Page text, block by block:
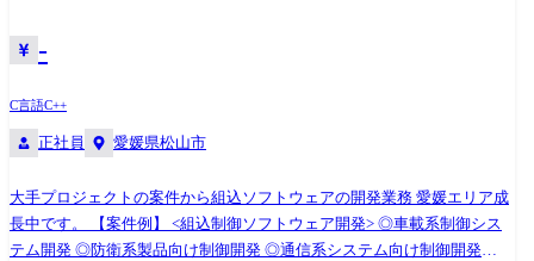
-
C言語C++
正社員 愛媛県松山市
大手プロジェクトの案件から組込ソフトウェアの開発業務 愛媛エリア成
長中です。 【案件例】 <組込制御ソフトウェア開発> ◎車載系制御シス
テム開発 ◎防衛系製品向け制御開発 ◎通信系システム向け制御開発